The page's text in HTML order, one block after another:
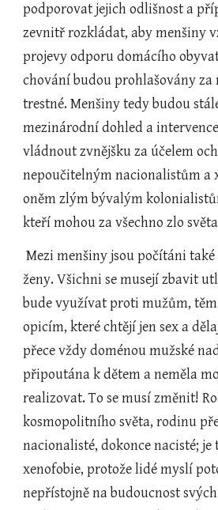
podporovat jejich odlišnost a
zevnitř rozkládat, aby menšiny
projevy odporu domácího
chování budou prohlašovány za
trestné. Menšiny tedy budou
mezinárodní dohled a
vládnout zvnějšku za účelem
nepoučitelným nacionalistům a
oněm zlým bývalým
kteří mohou za všechno zlo
Mezi menšiny jsou počítáni také homosexuálové a
ženy. Všichni se musejí zbavit
bude využívat proti mužům,
opicím, které chtějí jen sex a
přece vždy doménou mužské
připoutána k dětem a neměla
realizovat. To se musí změnit!
kosmopolitního světa, rodinu
nacionalisté, dokonce nacisté; je
xenofobie, protože lidé myslí
nepřístojně na budoucnost